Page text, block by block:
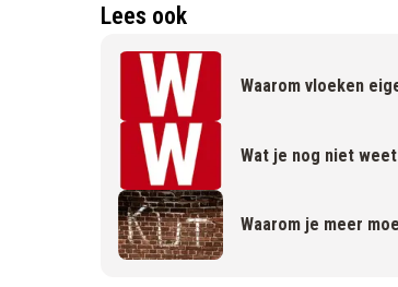
Lees ook
Waarom vloeken
Wat je nog niet
Waarom je meer